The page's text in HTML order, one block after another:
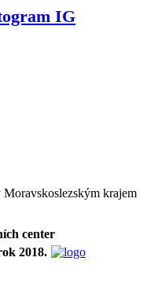
krajem
center
2018.